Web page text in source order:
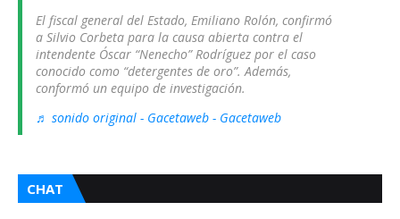
El fiscal general del Estado, Emiliano Rolón, confirmó
a Silvio Corbeta para la causa abierta contra el
intendente Óscar “Nenecho” Rodríguez por el caso
conocido como “detergentes de oro”. Además,
conformó un equipo de investigación.
♬ sonido original - Gacetaweb - Gacetaweb
CHAT